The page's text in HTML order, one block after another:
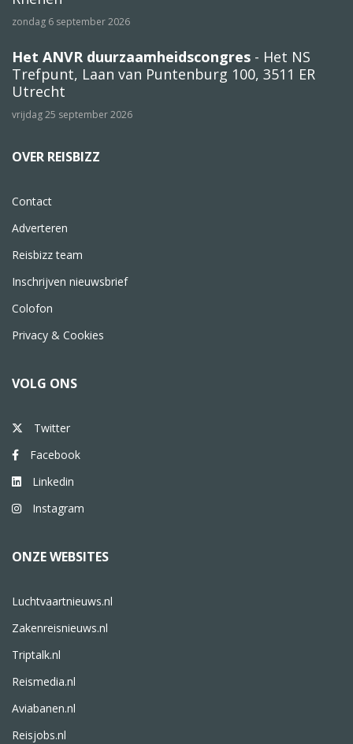
zondag 6 september 2026
Het ANVR duurzaamheidscongres - Het NS
Trefpunt, Laan van Puntenburg 100, 3511 ER
Utrecht
vrijdag 25 september 2026
OVER REISBIZZ
Contact
Adverteren
Reisbizz team
Inschrijven nieuwsbrief
Colofon
Privacy & Cookies
VOLG ONS
Twitter
Facebook
Linkedin
Instagram
ONZE WEBSITES
Luchtvaartnieuws.nl
Zakenreisnieuws.nl
Triptalk.nl
Reismedia.nl
Aviabanen.nl
Reisjobs.nl